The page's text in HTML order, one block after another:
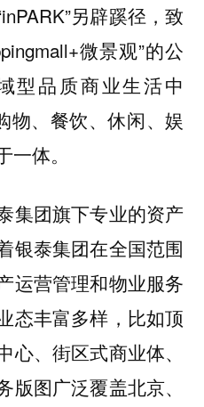
另辟蹊径，致
微景观”的公
型品质商业生活中
物、餐饮、休闲、娱
体。
集团旗下专业的资产
银泰集团在全国范围
运营管理和物业服务
态丰富多样，比如顶
、街区式商业体、
图广泛覆盖北京、